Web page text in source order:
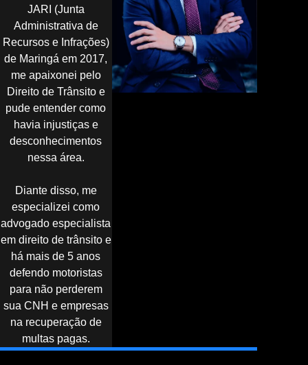
JARI (Junta
Administrativa de
Recursos e Infrações)
de Maringá em 2017,
me apaixonei pelo
Direito de Trânsito e
pude entender como
havia injustiças e
desconhecimentos
nessa área.
Diante disso, me
especializei como
advogado especialista
em direito de trânsito e
há mais de 5 anos
defendo motoristas
para não perderem
sua CNH e empresas
na recuperação de
multas pagas.